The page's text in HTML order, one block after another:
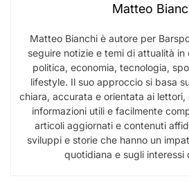
Matteo
Matteo Bianchi è autore per
seguire notizie e temi di attualità
politica, economia, tecnologia,
lifestyle. Il suo approccio si basa
chiara, accurata e orientata ai lettori,
informazioni utili e facilmente
articoli aggiornati e contenuti
sviluppi e storie che hanno un
quotidiana e sugli interessi